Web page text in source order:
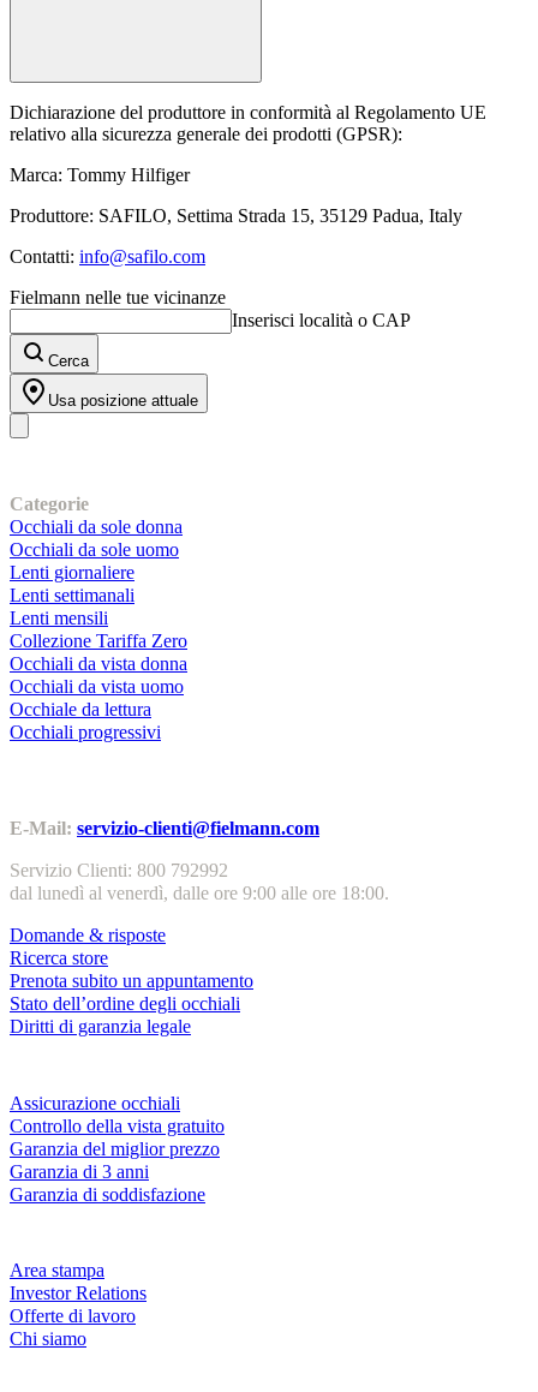
Dichiarazione del produttore in conformità al Regolamento UE
relativo alla sicurezza generale dei prodotti (GPSR):
Marca: Tommy Hilfiger
Produttore: SAFILO, Settima Strada 15, 35129 Padua, Italy
Contatti: info@safilo.com
Fielmann nelle tue vicinanze
Inserisci località o CAP
Cerca
Usa posizione attuale
Categorie
Occhiali da sole donna
Occhiali da sole uomo
Lenti giornaliere
Lenti settimanali
Lenti mensili
Collezione Tariffa Zero
Occhiali da vista donna
Occhiali da vista uomo
Occhiale da lettura
Occhiali progressivi
E-Mail: servizio-clienti@fielmann.com
Servizio Clienti: 800 792992
dal lunedì al venerdì, dalle ore 9:00 alle ore 18:00.
Domande & risposte
Ricerca store
Prenota subito un appuntamento
Stato dell’ordine degli occhiali
Diritti di garanzia legale
Assicurazione occhiali
Controllo della vista gratuito
Garanzia del miglior prezzo
Garanzia di 3 anni
Garanzia di soddisfazione
Area stampa
Investor Relations
Offerte di lavoro
Chi siamo